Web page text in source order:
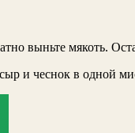
выньте мякоть.
и чеснок в одной